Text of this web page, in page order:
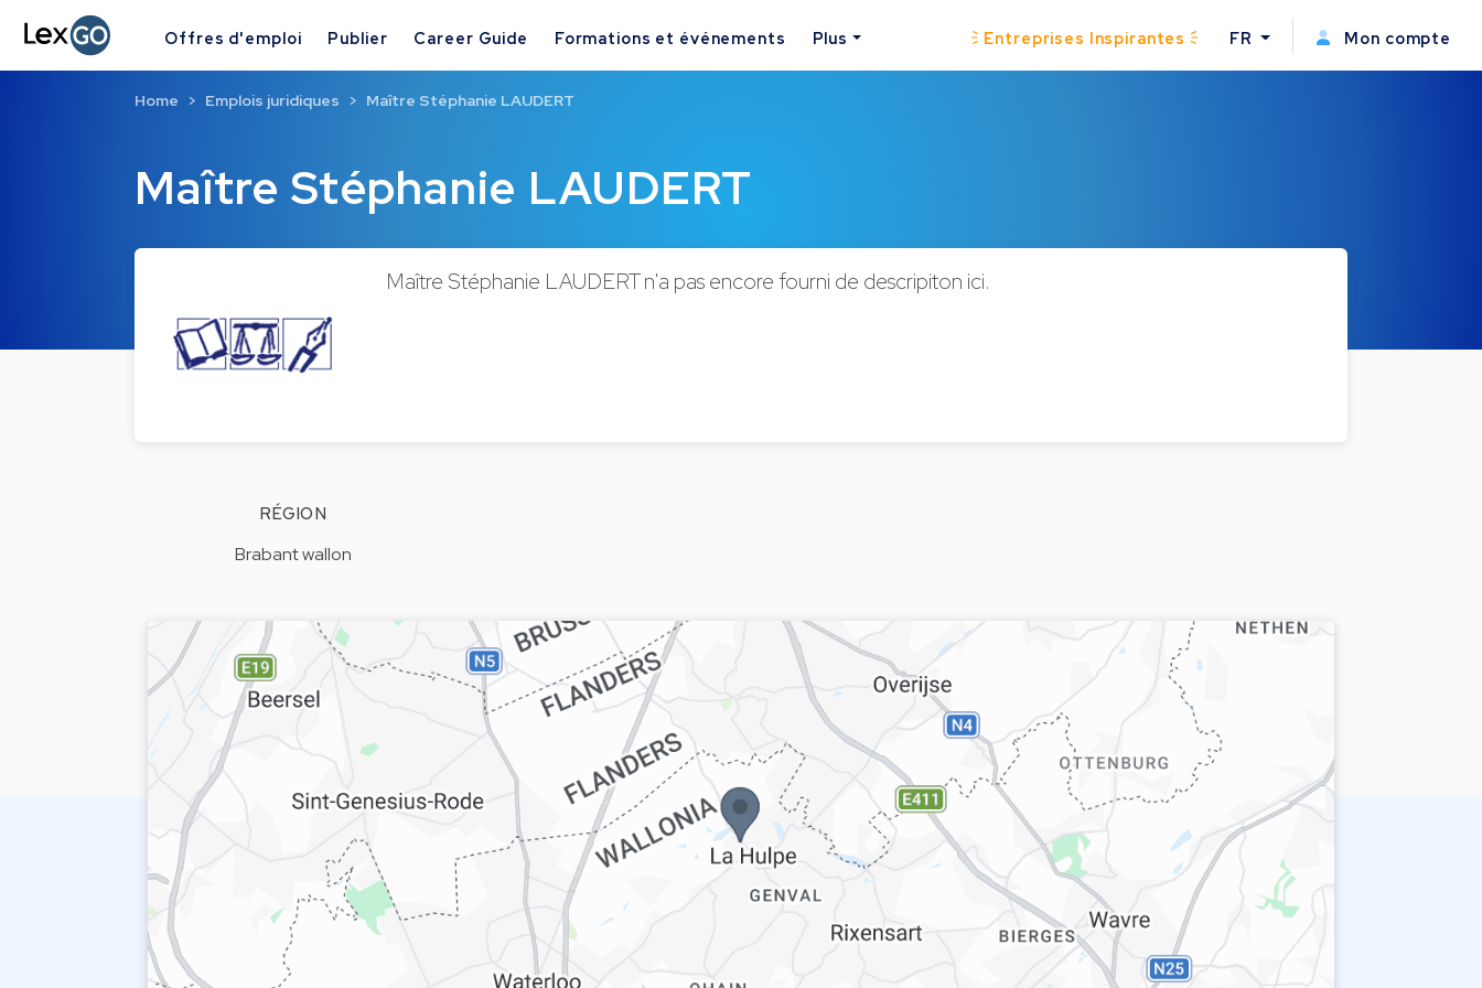
Offres d'emploi Publier Career Guide Formations et événements Plus Entreprises Inspirantes FR Mon compte
Maître Stéphanie LAUDERT
Home Emplois juridiques Maître Stéphanie LAUDERT
Maître Stéphanie LAUDERT n'a pas encore fourni de descripiton ici.
RÉGION
Brabant wallon